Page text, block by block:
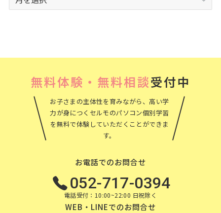
ー
無料体験・無料相談受付中
お子さまの主体性を育みながら、高い学
力が身につくセルモのパソコン個別学習
を無料で体験していただくことができま
す。
お電話でのお問合せ
052-717-0394
電話受付：10:00~22:00 日祝除く
WEB・LINEでのお問合せ